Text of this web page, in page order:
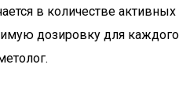
в количестве активных
дозировку для каждого